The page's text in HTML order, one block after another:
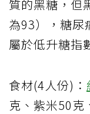
質的黑糖，但
為93），糖尿
屬於低升糖指
食材(4人份)：
克、紫米50克